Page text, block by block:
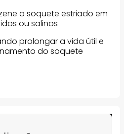
o soquete estriado em
ou salinos
prolongar a vida útil e
do soquete